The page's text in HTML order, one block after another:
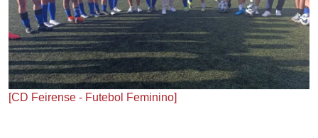
[CD Feirense - Futebol Feminino]